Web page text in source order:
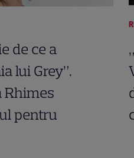
de ce a
lui Grey”.
Rhimes
pentru